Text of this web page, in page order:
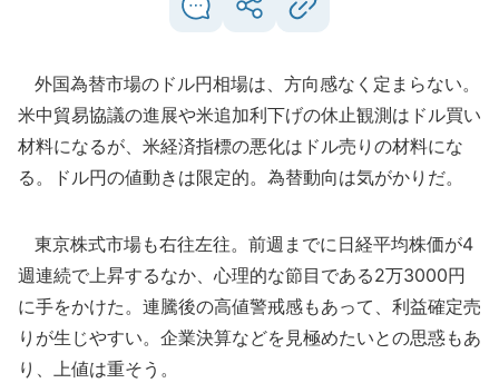
外国為替市場のドル円相場は、方向感なく定まらない。
米中貿易協議の進展や米追加利下げの休止観測はドル買い
材料になるが、米経済指標の悪化はドル売りの材料にな
る。ドル円の値動きは限定的。為替動向は気がかりだ。
東京株式市場も右往左往。前週までに日経平均株価が4
週連続で上昇するなか、心理的な節目である2万3000円
に手をかけた。連騰後の高値警戒感もあって、利益確定売
りが生じやすい。企業決算などを見極めたいとの思惑もあ
り、上値は重そう。